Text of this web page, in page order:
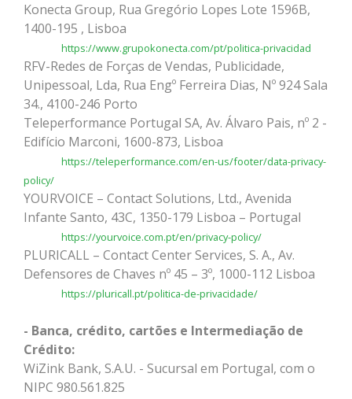
Konecta Group, Rua Gregório Lopes Lote 1596B,
1400-195 , Lisboa
https://www.grupokonecta.com/pt/politica-privacidad
RFV-Redes de Forças de Vendas, Publicidade,
Unipessoal, Lda, Rua Engº Ferreira Dias, Nº 924 Sala
34., 4100-246 Porto
Teleperformance Portugal SA, Av. Álvaro Pais, nº 2 -
Edifício Marconi, 1600-873, Lisboa
https://teleperformance.com/en-us/footer/data-privacy-
policy/
YOURVOICE – Contact Solutions, Ltd., Avenida
Infante Santo, 43C, 1350-179 Lisboa – Portugal
https://yourvoice.com.pt/en/privacy-policy/
PLURICALL – Contact Center Services, S. A., Av.
Defensores de Chaves nº 45 – 3º, 1000-112 Lisboa
https://pluricall.pt/politica-de-privacidade/
- Banca, crédito, cartões e Intermediação de
Crédito:
WiZink Bank, S.A.U. - Sucursal em Portugal, com o
NIPC 980.561.825